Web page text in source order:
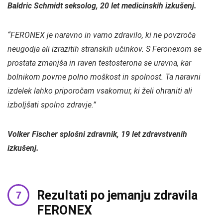
Baldric Schmidt seksolog, 20 let medicinskih izkušenj.
“FERONEX je naravno in varno zdravilo, ki ne povzroča
neugodja ali izrazitih stranskih učinkov. S Feronexom se
prostata zmanjša in raven testosterona se uravna, kar
bolnikom povrne polno moškost in spolnost. Ta naravni
izdelek lahko priporočam vsakomur, ki želi ohraniti ali
izboljšati spolno zdravje.”
Volker Fischer splošni zdravnik, 19 let zdravstvenih
izkušenj.
Rezultati po jemanju zdravila
FERONEX